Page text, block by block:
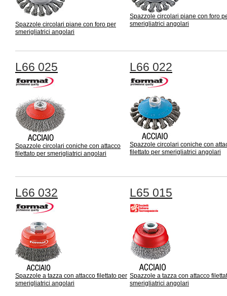
Spazzole circolari piane con foro per
smerigliatrici angolari
Spazzole circolari piane con foro
smerigliatrici angolari
L66 025
Spazzole circolari coniche con attacco
filettato per smerigliatrici angolari
L66 022
Spazzole circolari coniche con
filettato per smerigliatrici angolari
L66 032
Spazzole a tazza con attacco filettato per
smerigliatrici angolari
L65 015
Spazzole a tazza con attacco
smerigliatrici angolari